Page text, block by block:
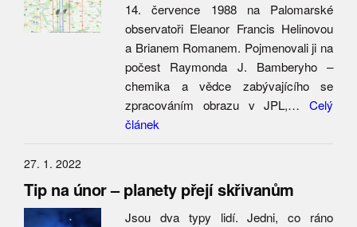
14. července 1988 na Palomarské
observatoři Eleanor Francis Helinovou
a Brianem Romanem. Pojmenovali ji na
počest Raymonda J. Bamberyho –
chemika a vědce zabývajícího se
zpracováním obrazu v JPL,… Celý
článek
27. 1. 2022
Tip na únor – planety přejí skřivanům
Jsou dva typy lidí. Jedni, co ráno